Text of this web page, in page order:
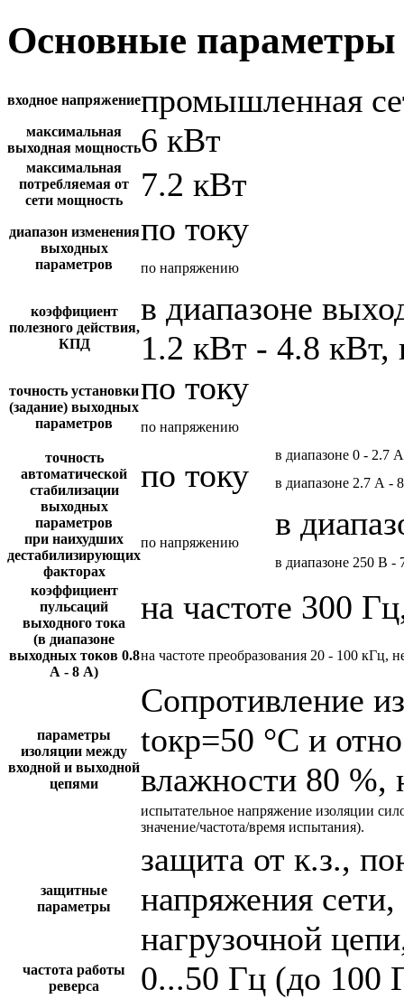
Основные параметры
входное напряжениепромышленная
максимальная
выходная мощность6 кВт
максимальная
потребляемая от
сети мощность
7.2 кВт
диапазон изменения
выходных
параметров
по току
по напряжению
коэффициент
полезного действия,
КПД
в диапазоне
1.2 кВт - 4.8 кВт,
точность установки
(задание) выходных
параметров
по току
по напряжению
точность
автоматической
стабилизации
выходных
параметров
при наихудших
дестабилизирующих
факторах
по току
в диапазоне 0 - 2.7 А
в диапазоне 2.7 А -
по напряжению
в
в диапазоне 250 В -
коэффициент
пульсаций
выходного тока
(в диапазоне
выходных токов 0.8
А - 8 А)
на частоте 300
на частоте преобразования 20 - 100 кГц,
параметры
изоляции между
входной и выходной
цепями
Сопротивление
tокр=50 °С и
влажности 80 %,
испытательное напряжение изоляции
значение/частота/время испытания).
защитные
параметры
защита от к.з.,
напряжения
нагрузочной
частота работы
реверса
0...50 Гц (до 100